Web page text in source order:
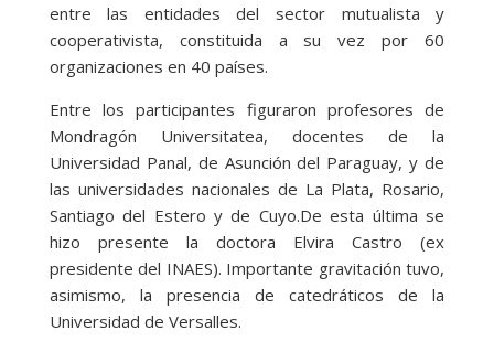
entre las entidades del sector mutualista y
cooperativista, constituida a su vez por 60
organizaciones en 40 países.
Entre los participantes figuraron profesores de
Mondragón Universitatea, docentes de la
Universidad Panal, de Asunción del Paraguay, y de
las universidades nacionales de La Plata, Rosario,
Santiago del Estero y de Cuyo.De esta última se
hizo presente la doctora Elvira Castro (ex
presidente del INAES). Importante gravitación tuvo,
asimismo, la presencia de catedráticos de la
Universidad de Versalles.